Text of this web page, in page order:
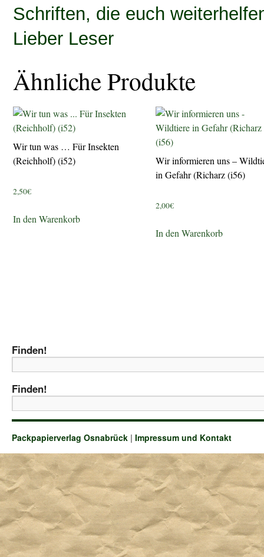
Schriften, die euch
Lieber Leser
Ähnliche Produkte
Wir tun was … Für Insekten
(Reichholf) (i52)
2,50€
In den Warenkorb
Wir informieren uns –
in Gefahr (Richarz (i56)
2,00€
In den Warenkorb
Finden!
Finden!
Packpapierverlag Osnabrück | Impressum und Kontakt